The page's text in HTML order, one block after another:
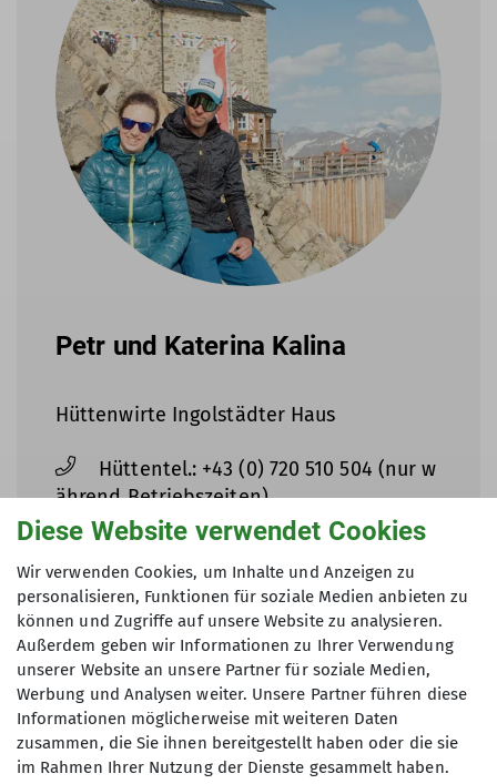
Petr und Katerina Kalina
Hüttenwirte Ingolstädter Haus
Hüttentel.: +43 (0) 720 510 504 (nur w
ährend Betriebszeiten)
Betriebszeiten nur WhatsApp)
info@ingolstaedterhaus.at
Diese Website verwendet Cookies
Wir verwenden Cookies, um Inhalte und Anzeigen zu
personalisieren, Funktionen für soziale Medien anbieten zu
können und Zugriffe auf unsere Website zu analysieren.
Außerdem geben wir Informationen zu Ihrer Verwendung
unserer Website an unsere Partner für soziale Medien,
Werbung und Analysen weiter. Unsere Partner führen diese
Informationen möglicherweise mit weiteren Daten
zusammen, die Sie ihnen bereitgestellt haben oder die sie
im Rahmen Ihrer Nutzung der Dienste gesammelt haben.